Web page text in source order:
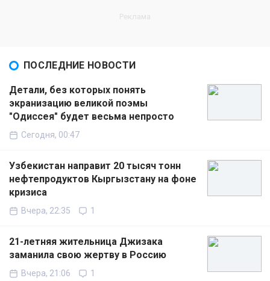
ПОСЛЕДНИЕ НОВОСТИ
Детали, без которых понять
экранизацию великой поэмы
"Одиссея" будет весьма непросто
Сегодня, 00:47
Узбекистан направит 20 тысяч тонн
нефтепродуктов Кыргызстану на фоне
кризиса
Вчера, 22:35 1
21-летняя жительница Джизака
заманила свою жертву в Россию
Вчера, 21:06 1